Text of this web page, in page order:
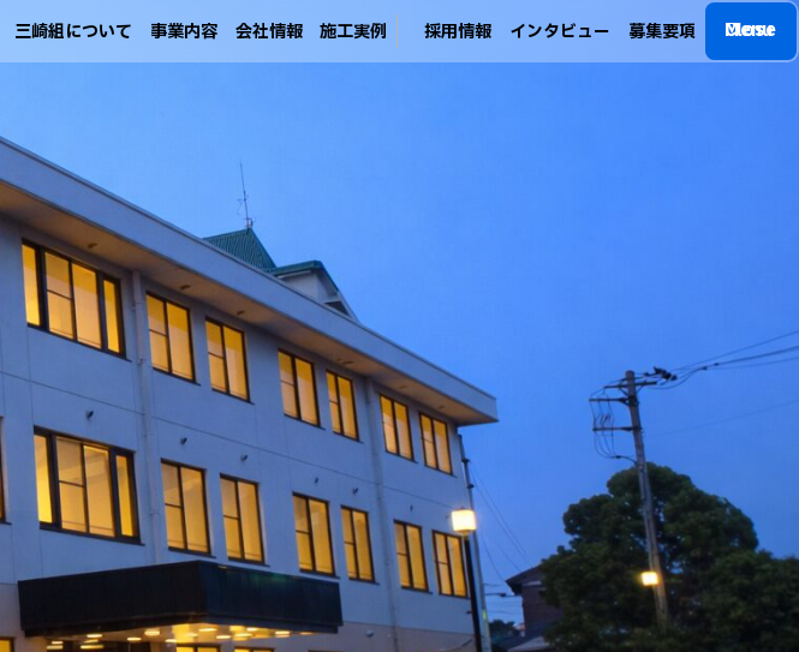
三崎組について 事業内容 会社情報 施工実例 採用情報 インタビュー 募集要項 Menu
Close